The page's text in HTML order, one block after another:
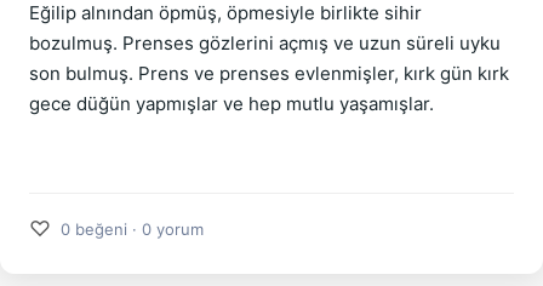
Eğilip alnından öpmüş, öpmesiyle birlikte sihir
bozulmuş. Prenses gözlerini açmış ve uzun süreli uyku
son bulmuş. Prens ve prenses evlenmişler, kırk gün kırk
gece düğün yapmışlar ve hep mutlu yaşamışlar.
♡ 0 beğeni · 0 yorum